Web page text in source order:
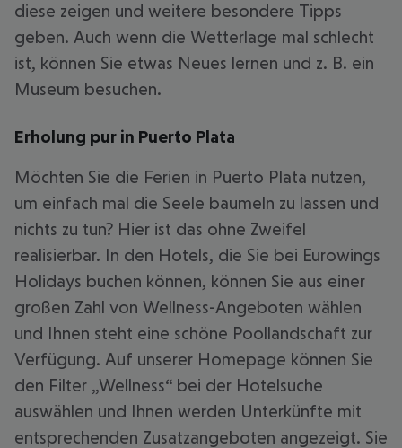
diese zeigen und weitere besondere Tipps
geben. Auch wenn die Wetterlage mal schlecht
ist, können Sie etwas Neues lernen und z. B. ein
Museum besuchen.
Erholung pur in Puerto Plata
Möchten Sie die Ferien in Puerto Plata nutzen,
um einfach mal die Seele baumeln zu lassen und
nichts zu tun? Hier ist das ohne Zweifel
realisierbar. In den Hotels, die Sie bei Eurowings
Holidays buchen können, können Sie aus einer
großen Zahl von Wellness-Angeboten wählen
und Ihnen steht eine schöne Poollandschaft zur
Verfügung. Auf unserer Homepage können Sie
den Filter „Wellness“ bei der Hotelsuche
auswählen und Ihnen werden Unterkünfte mit
entsprechenden Zusatzangeboten angezeigt. Sie